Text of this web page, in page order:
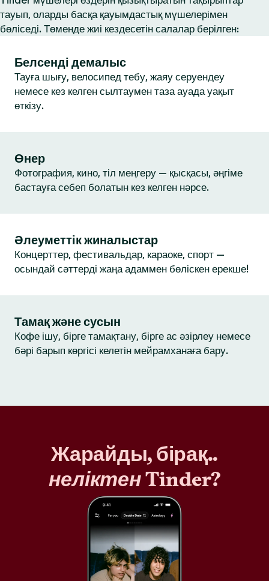
тауып, оларды басқа қауымдастық мүшелерімен
бөліседі. Төменде жиі кездесетін салалар берілген:
Белсенді демалыс
Тауға шығу, велосипед тебу, жаяу серуендеу
немесе кез келген сылтаумен таза ауада уақыт
өткізу.
Өнер
Фотография, кино, тіл меңгеру — қысқасы, әңгіме
бастауға себеп болатын кез келген нәрсе.
Әлеуметтік жиналыстар
Концерттер, фестивальдар, караоке, спорт —
осындай сәттерді жаңа адаммен бөліскен ерекше!
Тамақ және сусын
Кофе ішу, бірге тамақтану, бірге ас әзірлеу немесе
бәрі барып көргісі келетін мейрамханаға бару.
Жарайды, бірақ..
неліктенTinder?